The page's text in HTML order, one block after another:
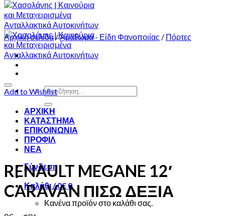
Αναζήτηση
ΑΡΧΙΚΗ
ΚΑΤΑΣΤΗΜΑ
ΕΠΙΚΟΙΝΩΝΙΑ
ΠΡΟΦΙΛ
ΝΕΑ
Σύνδεση
Καλάθι /0€ 0
Κανένα προϊόν στο καλάθι σας.
Αρχική σελίδα /Αμάξωμα - Είδη Φανοποιίας / Πόρτες
Add to Wishlist
RENAULT MEGANE 12′
CARAVAN ΠΙΣΩ ΔΕΞΙΑ